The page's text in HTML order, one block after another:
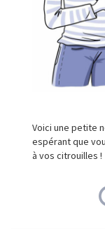
Voici une petite
espérant que
à vos citrouilles !